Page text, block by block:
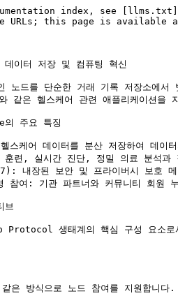
index, see
URLs; this page is available
이터 저장 및 컴퓨팅 혁신
드를 단순한 거래 기록 저장소에서
같은 헬스케어 관련 애플리케이션을
주요 특징
스케어 데이터를 분산 저장하여 데
, 실시간 진단, 정밀 의료 분석과
내장된 보안 및 프라이버시 보호 메
참여: 기관 파트너와 커뮤니티 회원
브
생태계의 핵심 구성 요소로
방식으로 노드 참여를 지원합니다.